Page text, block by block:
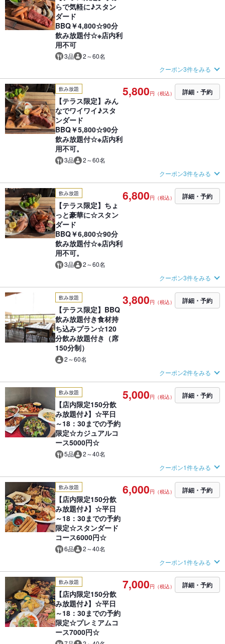
らで気軽に♪スタン
ダード
BBQ￥4,800☆90分
飲み放題付☆※店内利
用不可
3品 2～60名
クーポン3件をみる
飲み放題
【テラス限定】みん
なでワイワイ♪スタ
ンダード
BBQ￥5,800☆90分
飲み放題付☆※店内利
用不可。
3品 2～60名
5,800円（税込） 詳細・予約
クーポン3件をみる
飲み放題
【テラス限定】ちょ
っと豪華に☆スタン
ダード
BBQ￥6,800☆90分
飲み放題付☆※店内利
用不可。
3品 2～60名
6,800円（税込） 詳細・予約
クーポン3件をみる
飲み放題
【テラス限定】BBQ
飲み放題付き食材持
ち込みプラン☆120
分飲み放題付き（席
150分制）
2～60名
3,800円（税込） 詳細・予約
クーポン2件をみる
飲み放題
【店内限定150分飲
み放題付♪】☆平日
～18：30までの予約
限定☆カジュアルコ
ース5000円☆
5品 2～40名
5,000円（税込） 詳細・予約
クーポン1件をみる
飲み放題
【店内限定150分飲
み放題付♪】☆平日
～18：30までの予約
限定☆スタンダード
コース6000円☆
6品 2～40名
6,000円（税込） 詳細・予約
クーポン1件をみる
飲み放題
【店内限定150分飲
み放題付♪】☆平日
～18：30までの予約
限定☆プレミアムコ
ース7000円☆
7,000円（税込） 詳細・予約